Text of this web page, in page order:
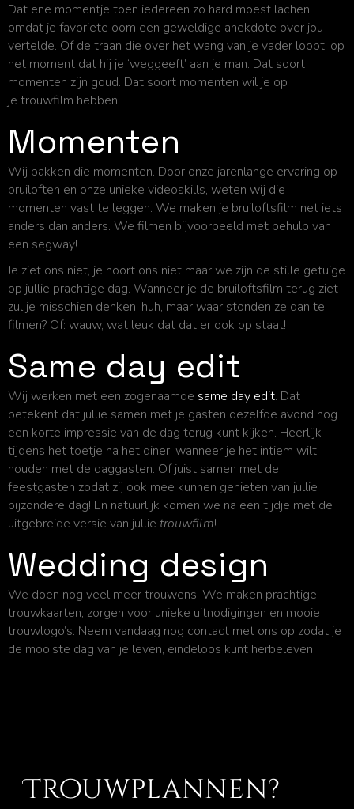
Dat ene momentje toen iedereen zo hard moest lachen
omdat je favoriete oom een geweldige anekdote over jou
vertelde. Of de traan die over het wang van je vader loopt, op
het moment dat hij je ‘weggeeft’ aan je man. Dat soort
momenten zijn goud. Dat soort momenten wil je op
je trouwfilm hebben!
Momenten
Wij pakken die momenten. Door onze jarenlange ervaring op
bruiloften en onze unieke videoskills, weten wij die
momenten vast te leggen. We maken je bruiloftsfilm net iets
anders dan anders. We filmen bijvoorbeeld met behulp van
een segway!
Je ziet ons niet, je hoort ons niet maar we zijn de stille getuige
op jullie prachtige dag. Wanneer je de bruiloftsfilm terug ziet
zul je misschien denken: huh, maar waar stonden ze dan te
filmen? Of: wauw, wat leuk dat dat er ook op staat!
Same day edit
Wij werken met een zogenaamde same day edit. Dat
betekent dat jullie samen met je gasten dezelfde avond nog
een korte impressie van de dag terug kunt kijken. Heerlijk
tijdens het toetje na het diner, wanneer je het intiem wilt
houden met de daggasten. Of juist samen met de
feestgasten zodat zij ook mee kunnen genieten van jullie
bijzondere dag! En natuurlijk komen we na een tijdje met de
uitgebreide versie van jullie trouwfilm!
Wedding design
We doen nog veel meer trouwens! We maken prachtige
trouwkaarten, zorgen voor unieke uitnodigingen en mooie
trouwlogo’s. Neem vandaag nog contact met ons op zodat je
de mooiste dag van je leven, eindeloos kunt herbeleven.
Trouwplannen?